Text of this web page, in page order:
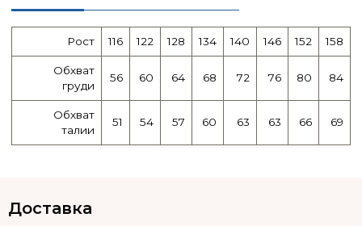
Рост 116 122 128 134 140 146 152 158
Обхват
груди
56 60 64 68 72 76 80 84
Обхват
талии
51 54 57 60 63 63 66 69
Доставка